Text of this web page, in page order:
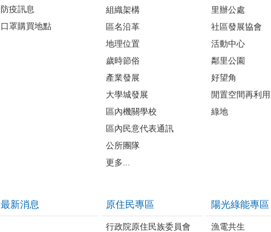
防疫訊息
口罩購買地點
組織架構
區名沿革
地理位置
歲時節俗
產業發展
大學城發展
區內機關學校
區內民意代表通訊
公所團隊
更多...
里辦公處
社區發展協會
活動中心
鄰里公園
好望角
閒置空間再利用
綠地
最新消息 原住民專區
行政院原住民族委員會
陽光綠能專區
漁電共生